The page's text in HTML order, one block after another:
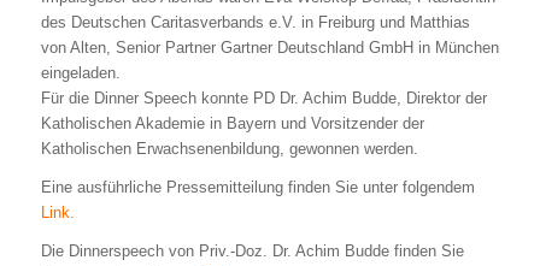
des Deutschen Caritasverbands e.V. in Freiburg und Matthias
von Alten, Senior Partner Gartner Deutschland GmbH in München
eingeladen.
Für die Dinner Speech konnte PD Dr. Achim Budde, Direktor der
Katholischen Akademie in Bayern und Vorsitzender der
Katholischen Erwachsenenbildung, gewonnen werden.
Eine ausführliche Pressemitteilung finden Sie unter folgendem
Link.
Die Dinnerspeech von Priv.-Doz. Dr. Achim Budde finden Sie